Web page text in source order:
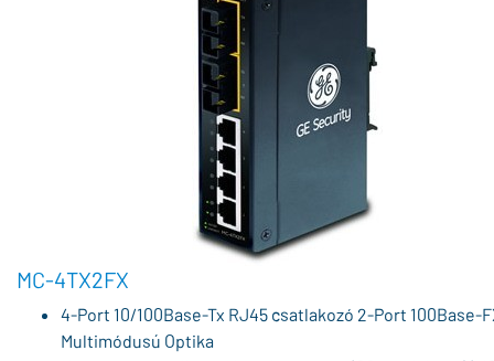
MC-4TX2FX
4-Port 10/100Base-Tx RJ45 csatlakozó 2-Port 100Base-
Multimódusú Optika